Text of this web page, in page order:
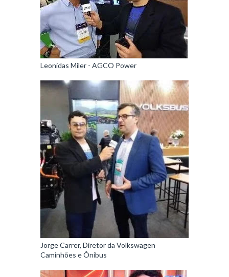
Leonidas Miler - AGCO Power
Jorge Carrer, Diretor da Volkswagen
Caminhões e Ônibus